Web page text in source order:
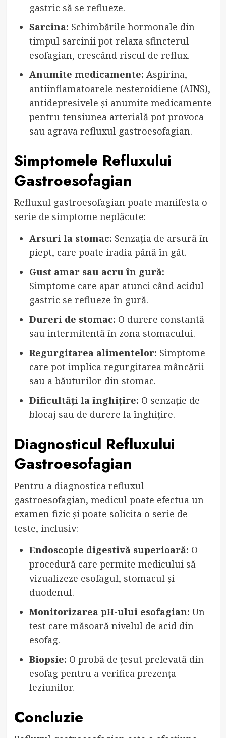
gastric să se reflueze.
Sarcina: Schimbările hormonale din
timpul sarcinii pot relaxa sfincterul
esofagian, crescând riscul de reflux.
Anumite medicamente: Aspirina,
antiinflamatoarele nesteroidiene (AINS),
antidepresivele și anumite medicamente
pentru tensiunea arterială pot provoca
sau agrava refluxul gastroesofagian.
Simptomele Refluxului
Gastroesofagian
Refluxul gastroesofagian poate manifesta o
serie de simptome neplăcute:
Arsuri la stomac: Senzația de arsură în
piept, care poate iradia până în gât.
Gust amar sau acru în gură:
Simptome care apar atunci când acidul
gastric se reflueze în gură.
Dureri de stomac: O durere constantă
sau intermitentă în zona stomacului.
Regurgitarea alimentelor: Simptome
care pot implica regurgitarea mâncării
sau a băuturilor din stomac.
Dificultăți la înghițire: O senzație de
blocaj sau de durere la înghițire.
Diagnosticul Refluxului
Gastroesofagian
Pentru a diagnostica refluxul
gastroesofagian, medicul poate efectua un
examen fizic și poate solicita o serie de
teste, inclusiv:
Endoscopie digestivă superioară: O
procedură care permite medicului să
vizualizeze esofagul, stomacul și
duodenul.
Monitorizarea pH-ului esofagian: Un
test care măsoară nivelul de acid din
esofag.
Biopsie: O probă de țesut prelevată din
esofag pentru a verifica prezența
leziunilor.
Concluzie